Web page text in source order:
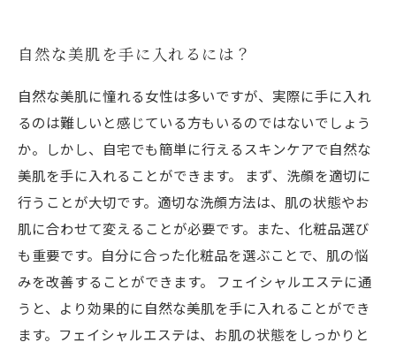
自然な美肌を手に入れるには？
自然な美肌に憧れる女性は多いですが、実際に手に入れ
るのは難しいと感じている方もいるのではないでしょう
か。しかし、自宅でも簡単に行えるスキンケアで自然な
美肌を手に入れることができます。 まず、洗顔を適切に
行うことが大切です。適切な洗顔方法は、肌の状態やお
肌に合わせて変えることが必要です。また、化粧品選び
も重要です。自分に合った化粧品を選ぶことで、肌の悩
みを改善することができます。 フェイシャルエステに通
うと、より効果的に自然な美肌を手に入れることができ
ます。フェイシャルエステは、お肌の状態をしっかりと